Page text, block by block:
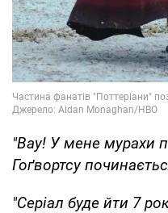
"Вау! У мене мурахи
Гоґвортсу
"Серіал буде йти 7